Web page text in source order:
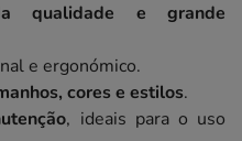
qualidade e grande
e ergonómico.
cores e estilos.
, ideais para o uso